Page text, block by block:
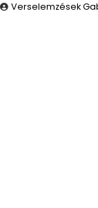
Verselemzések